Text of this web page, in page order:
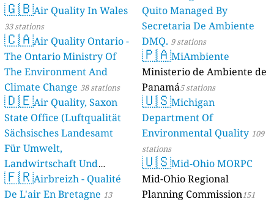
🇬🇧Air Quality In Wales
33 stations
🇨🇦Air Quality Ontario -
The Ontario Ministry Of
The Environment And
Climate Change 38 stations
🇩🇪Air Quality, Saxon
State Office (Luftqualität
Sächsisches Landesamt
Für Umwelt,
Landwirtschaft Und
Geologie) 50 stations
🇫🇷Airbreizh - Qualité
De L'air En Bretagne 13
Quito Managed By
Secretaria De Ambiente
DMQ. 9 stations
🇵🇦MiAmbiente
Ministerio de Ambiente de
Panamá5 stations
🇺🇸Michigan
Department Of
Environmental Quality 109
stations
🇺🇸Mid-Ohio MORPC
Mid-Ohio Regional
Planning Commission151